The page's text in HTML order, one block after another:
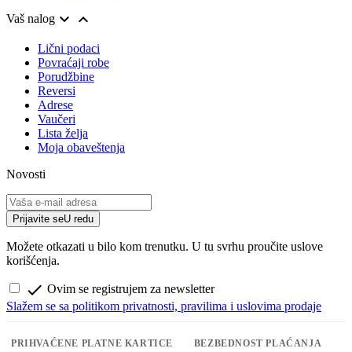
Vaš nalog  
Lični podaci
Povraćaji robe
Porudžbine
Reversi
Adrese
Vaučeri
Lista želja
Moja obaveštenja
Novosti
Prijavite seU redu
Možete otkazati u bilo kom trenutku. U tu svrhu proučite uslove
korišćenja.
 Ovim se registrujem za newsletter
Slažem se sa politikom privatnosti, pravilima i uslovima prodaje
PRIHVAĆENE PLATNE KARTICE BEZBEDNOST PLAĆANJA